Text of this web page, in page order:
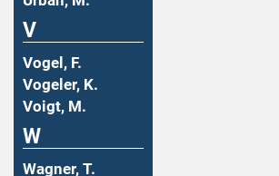
V
Vogel, F.
Vogeler, K.
Voigt, M.
W
Wagner, T.